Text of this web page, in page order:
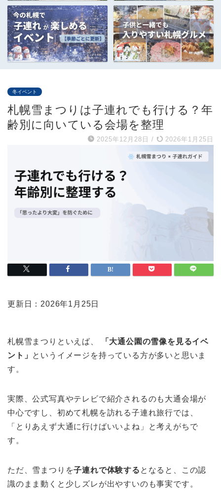
冬イベント
札幌雪まつりは子連れでも行ける？年
齢別に向いている会場を整理
2025年12月28日 / 2026年1月25日
更新日：2026年1月25日
札幌雪まつりといえば、
「大通公園の雪像を見るイベ
ント」 というイメージを持っている方が多いと思いま
す。
実際、公式写真やテレビで紹介されるのも大通会場が
中心ですし、初めて札幌を訪れる子連れ旅行では、
「とりあえず大通に行けばいいよね」と考えがちで
す。
ただ、雪まつりを子連れで体験する となると、この認
識のまま動くと少しズレが出やすいのも事実です。